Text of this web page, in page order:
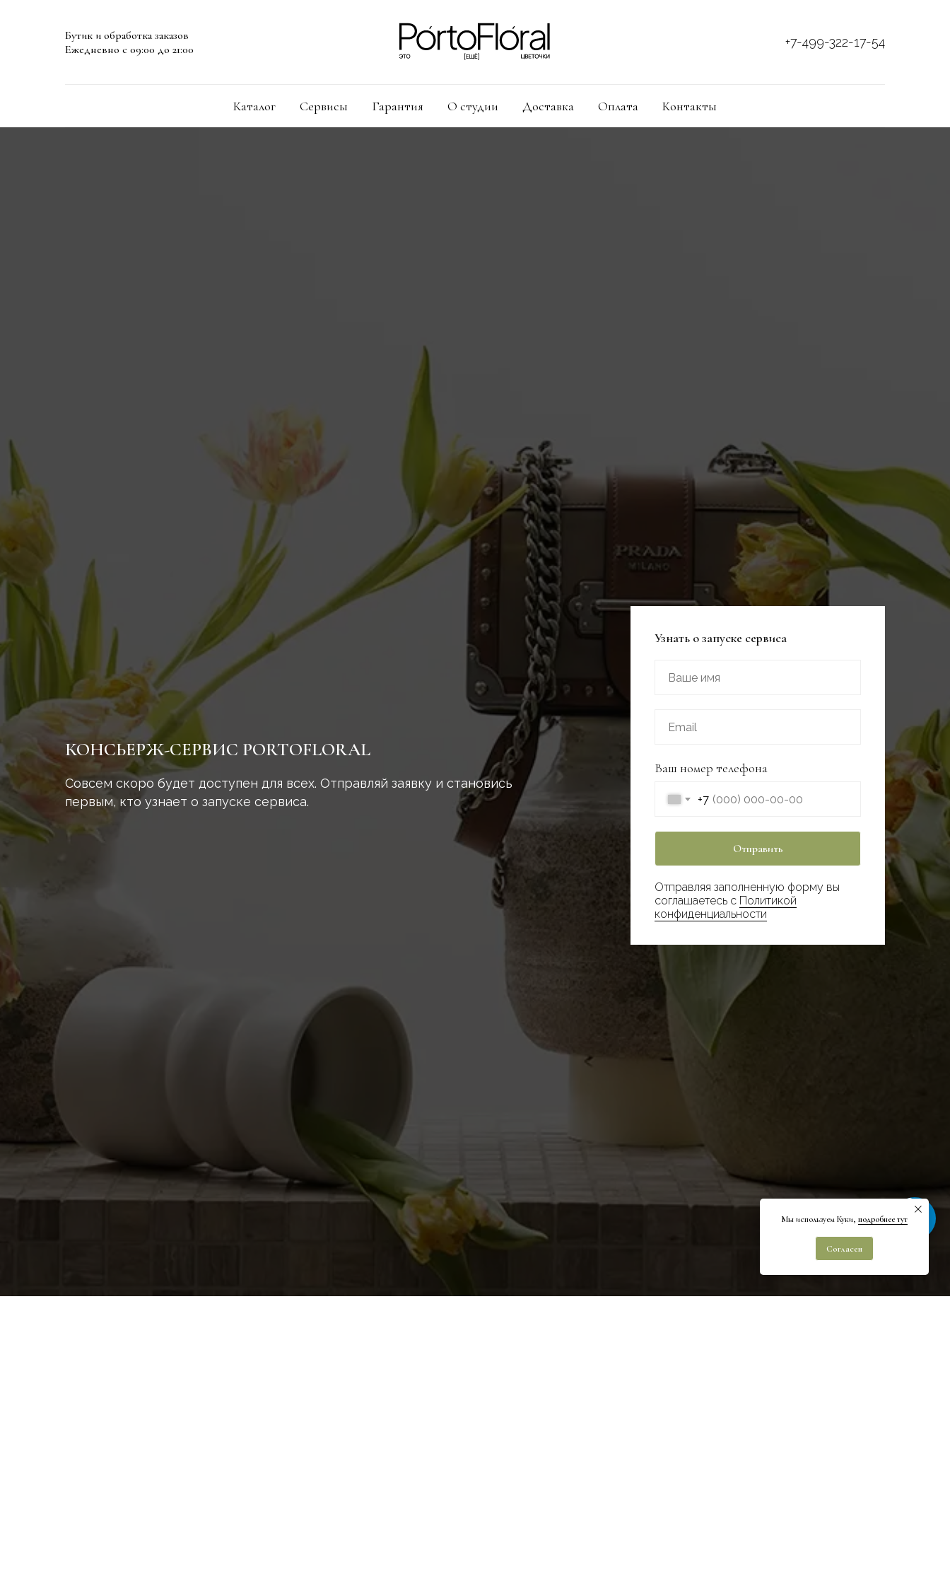
Бутик и обработка заказов
Ежедневно с 09:00 до 21:00
+7-499-322-17-54
Каталог Сервисы Гарантия О студии Доставка Оплата Контакты
Быстрая связь
Мы используем Куки, подробнее тут
Согласен
КОНСЬЕРЖ-СЕРВИС PORTOFLORAL
Совсем скоро будет доступен для всех. Отправляй заявку и становись
первым, кто узнает о запуске сервиса.
Узнать о запуске сервиса
Ваш номер телефона
+7
Отправить
Отправляя заполненную форму вы
соглашаетесь с Политикой
конфиденциальности